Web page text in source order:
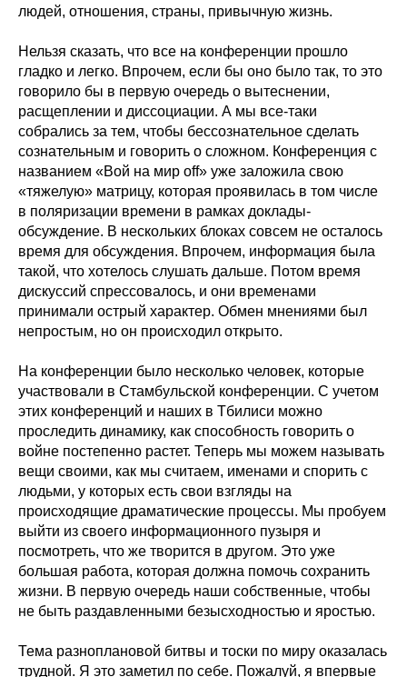
людей, отношения, страны, привычную жизнь.
Нельзя сказать, что все на конференции прошло
гладко и легко. Впрочем, если бы оно было так, то это
говорило бы в первую очередь о вытеснении,
расщеплении и диссоциации. А мы все-таки
собрались за тем, чтобы бессознательное сделать
сознательным и говорить о сложном. Конференция с
названием «Вой на мир off» уже заложила свою
«тяжелую» матрицу, которая проявилась в том числе
в поляризации времени в рамках доклады-
обсуждение. В нескольких блоках совсем не осталось
время для обсуждения. Впрочем, информация была
такой, что хотелось слушать дальше. Потом время
дискуссий спрессовалось, и они временами
принимали острый характер. Обмен мнениями был
непростым, но он происходил открыто.
На конференции было несколько человек, которые
участвовали в Стамбульской конференции. С учетом
этих конференций и наших в Тбилиси можно
проследить динамику, как способность говорить о
войне постепенно растет. Теперь мы можем называть
вещи своими, как мы считаем, именами и спорить с
людьми, у которых есть свои взгляды на
происходящие драматические процессы. Мы пробуем
выйти из своего информационного пузыря и
посмотреть, что же творится в другом. Это уже
большая работа, которая должна помочь сохранить
жизни. В первую очередь наши собственные, чтобы
не быть раздавленными безысходностью и яростью.
Тема разноплановой битвы и тоски по миру оказалась
трудной. Я это заметил по себе. Пожалуй, я впервые